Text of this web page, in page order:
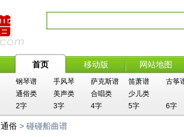
首页 移动版 网站地图
钢琴谱 手风琴 萨克斯谱 笛萧谱 古筝
通俗类 美声类 合唱类
少儿类
2字 3字 4字 5字 6字
通俗 > 碰碰船曲谱